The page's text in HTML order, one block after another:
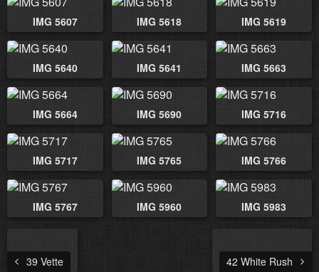
IMG 5607 IMG 5618 IMG 5619
IMG 5640 IMG 5641 IMG 5663
IMG 5664 IMG 5690 IMG 5716
IMG 5717 IMG 5765 IMG 5766
IMG 5767 IMG 5960 IMG 5983
39 Vette 42 White Rush